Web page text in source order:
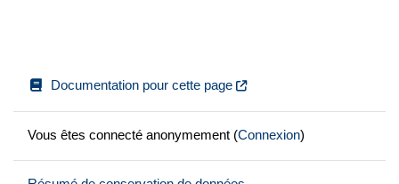
Documentation pour cette page
Vous êtes connecté anonymement (Connexion)